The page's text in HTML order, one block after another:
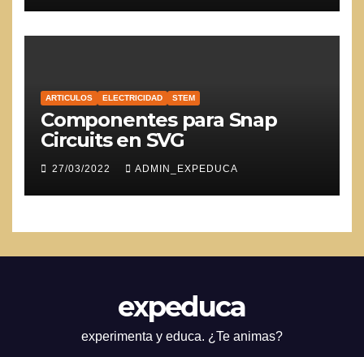
ARTICULOS ELECTRICIDAD STEM
Componentes para Snap
Circuits en SVG
27/03/2022 ADMIN_EXPEDUCA
expeduca
experimenta y educa. ¿Te animas?